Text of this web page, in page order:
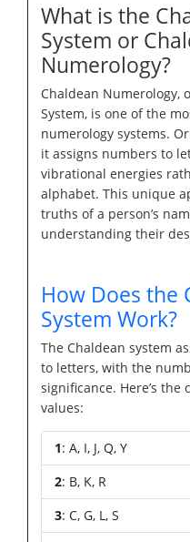
What is the
System or
Numerology?
Chaldean Numerology,
System, is one of the
numerology systems.
it assigns numbers to
vibrational energies
alphabet. This unique
truths of a person’s
understanding their
How Does the
System Work?
The Chaldean system
to letters, with the
significance. Here’s
values:
1: A, I, J, Q, Y
2: B, K, R
3: C, G, L, S